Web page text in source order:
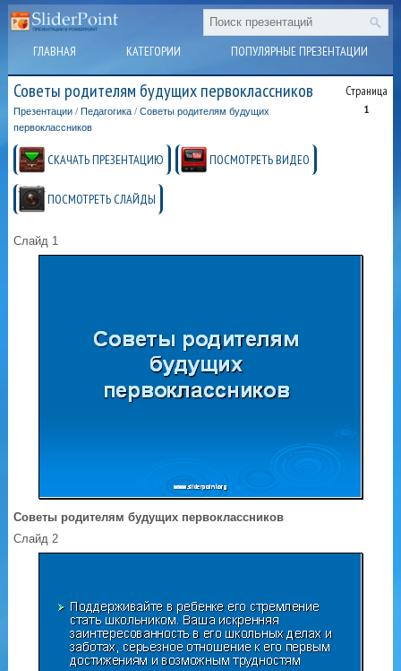
ГЛАВНАЯ КАТЕГОРИИ ПОПУЛЯРНЫЕ ПРЕЗЕНТАЦИИ
Советы родителям будущих первоклассников Страница
1
Презентации / Педагогика /Советы родителям будущих
первоклассников
СКАЧАТЬ ПРЕЗЕНТАЦИЮ ПОСМОТРЕТЬ ВИДЕО
ПОСМОТРЕТЬ СЛАЙДЫ
Слайд 1
Советы родителям будущих первоклассников
Слайд 2